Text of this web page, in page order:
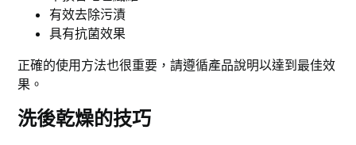
有效去除污漬
具有抗菌效果
正確的使用方法也很重要，請遵循產品說明以達到最佳效
果。
洗後乾燥的技巧